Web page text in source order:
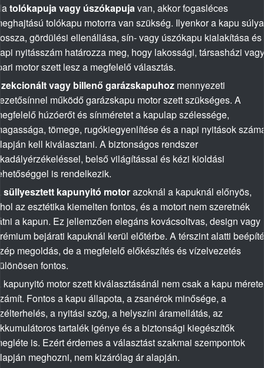
tolókapuja vagy úszókapujavan, akkor fogasléces
tolókapu motorra van szükség. Ilyenkor a kapu
gördülési ellenállása, sín- vagy úszókapu kialakítása és
nyitásszám határozza meg, hogy lakossági, társasházi vagy
motor szett lesz a megfelelő választás.
vagy billenő garázskapuhoz mennyezeti
működő garázskapu motor szett szükséges. A
húzóerőt és sínméretet a kapulap szélessége,
tömege, rugókiegyenlítése és a napi nyitások
kell kiválasztani. A biztonságos rendszer
belső világítással és kézi kioldási
is rendelkezik.
süllyesztett kapunyitó motorazoknál a kapuknál előnyös,
az esztétika kiemelten fontos, és a motort nem szeretnék
a kapun. Ez jellemzően elegáns kovácsoltvas, design vagy
bejárati kapuknál kerül előtérbe. A térszint alatti
megoldás, de a megfelelő előkészítés és vízelvezetés
fontos.
kapunyitó motor szett kiválasztásánál nem csak a kapu mérete
Fontos a kapu állapota, a zsanérok minősége, a
a nyitási szög, a helyszíni áramellátás, az
tartalék igénye és a biztonsági kiegészítők
is. Ezért érdemes a választást szakmai szempontok
meghozni, nem kizárólag ár alapján.